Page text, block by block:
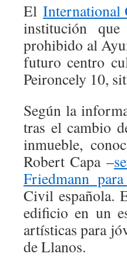
ElInternational
institución
prohibido al
futuro centro
Peironcely 10,
Según la
tras el cambio
inmueble,
Robert Capa –
Friedmann
Civil española.
edificio en un
artísticas para
de Llanos.